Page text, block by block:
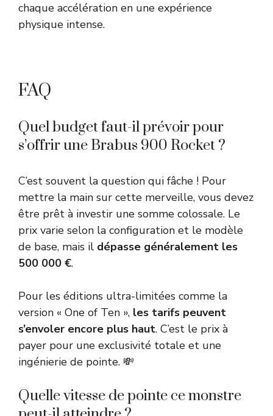
chaque accélération en une expérience
physique intense.
FAQ
Quel budget faut-il prévoir pour
s’offrir une Brabus 900 Rocket ?
C’est souvent la question qui fâche ! Pour
mettre la main sur cette merveille, vous devez
être prêt à investir une somme colossale. Le
prix varie selon la configuration et le modèle
de base, mais il dépasse généralement les
500 000 €.
Pour les éditions ultra-limitées comme la
version « One of Ten », les tarifs peuvent
s’envoler encore plus haut. C’est le prix à
payer pour une exclusivité totale et une
ingénierie de pointe. 💸
Quelle vitesse de pointe ce monstre